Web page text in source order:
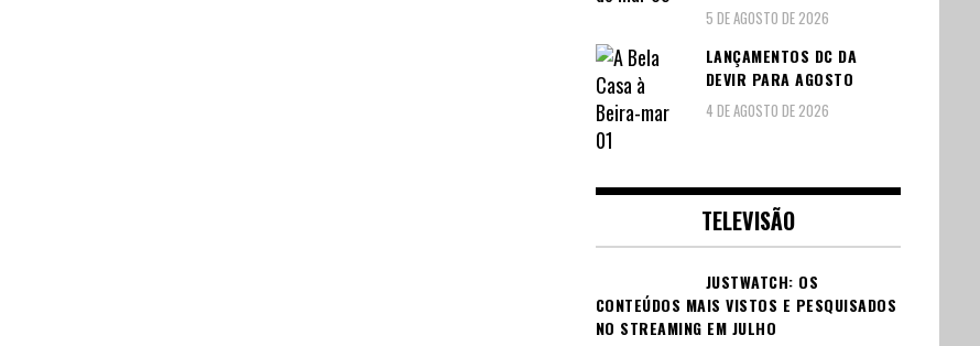
5 DE AGOSTO DE 2026
LANÇAMENTOS DC DA
DEVIR PARA AGOSTO
4 DE AGOSTO DE 2026
TELEVISÃO
JUSTWATCH: OS
CONTEÚDOS MAIS VISTOS E PESQUISADOS
NO STREAMING EM JULHO